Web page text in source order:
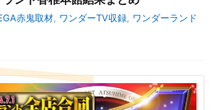
赤鬼取材, ワンダーTV収録, ワンダーランド